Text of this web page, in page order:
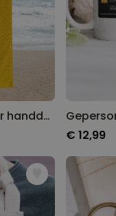
Gepersonaliseerde bier handdoek
€ 12,99